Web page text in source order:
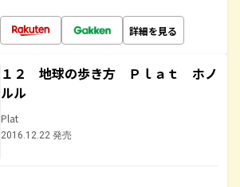
詳細を見る
１２ 地球の歩き方 Ｐｌａｔ ホノ
ルル
Plat
2016.12.22 発売